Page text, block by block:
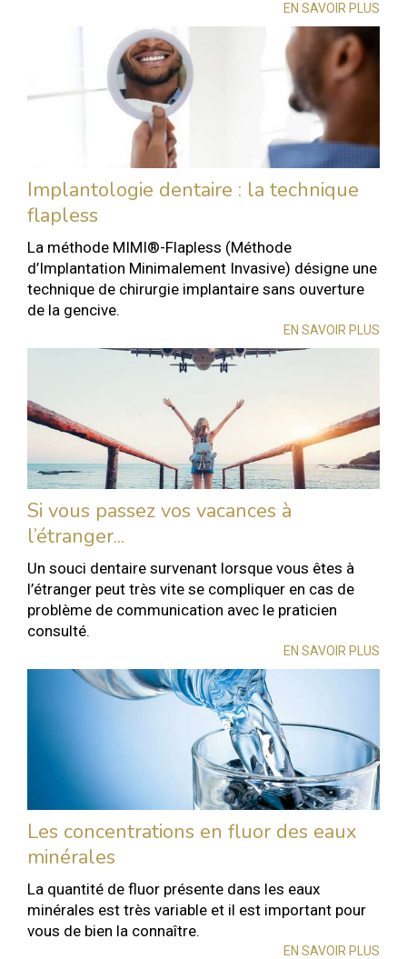
EN SAVOIR PLUS
Implantologie dentaire : la technique
flapless
La méthode MIMI®-Flapless (Méthode
d’Implantation Minimalement Invasive) désigne une
technique de chirurgie implantaire sans ouverture
de la gencive.
EN SAVOIR PLUS
Si vous passez vos vacances à
l’étranger...
Un souci dentaire survenant lorsque vous êtes à
l’étranger peut très vite se compliquer en cas de
problème de communication avec le praticien
consulté.
EN SAVOIR PLUS
Les concentrations en fluor des eaux
minérales
La quantité de fluor présente dans les eaux
minérales est très variable et il est important pour
vous de bien la connaître.
EN SAVOIR PLUS